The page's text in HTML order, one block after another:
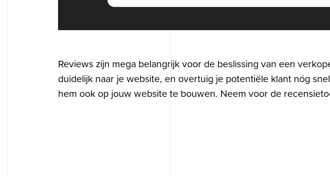
Reviews zijn mega belangrijk voor de beslissing van een
duidelijk naar je website, en overtuig je potentiële klant nóg
hem ook op jouw website te bouwen. Neem voor de
Op zoek naar
Contact